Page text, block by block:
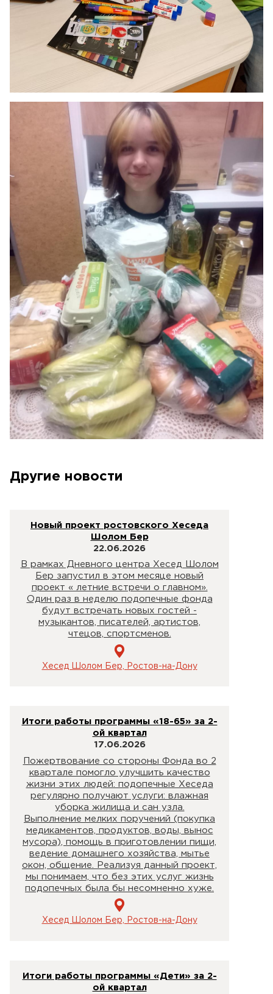
Другие новости
Новый проект ростовского Хеседа
Шолом Бер
22.06.2026
В рамках Дневного центра Хесед Шолом
Бер запустил в этом месяце новый
проект « летние встречи о главном».
Один раз в неделю подопечные фонда
будут встречать новых гостей -
музыкантов, писателей, артистов,
чтецов, спортсменов.
Хесед Шолом Бер, Ростов-на-Дону
Итоги работы программы «18-65» за 2-
ой квартал
17.06.2026
Пожертвование со стороны Фонда во 2
квартале помогло улучшить качество
жизни этих людей: подопечные Хеседа
регулярно получают услуги: влажная
уборка жилища и сан узла.
Выполнение мелких поручений (покупка
медикаментов, продуктов, воды, вынос
мусора), помощь в приготовлении пищи,
ведение домашнего хозяйства, мытье
окон, общение. Реализуя данный проект,
мы понимаем, что без этих услуг жизнь
подопечных была бы несомненно хуже.
Хесед Шолом Бер, Ростов-на-Дону
Итоги работы программы «Дети» за 2-
ой квартал